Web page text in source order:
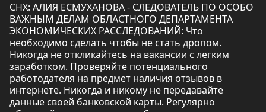
СНХ: АЛИЯ ЕСМУХАНОВА - СЛЕДОВАТЕЛЬ ПО ОСОБО
ВАЖНЫМ ДЕЛАМ ОБЛАСТНОГО ДЕПАРТАМЕНТА
ЭКОНОМИЧЕСКИХ РАССЛЕДОВАНИЙ: Что
необходимо сделать чтобы не стать дропом.
Никогда не откликайтесь на вакансии с легким
заработком. Проверяйте потенциального
работодателя на предмет наличия отзывов в
интернете. Никогда и никому не передавайте
данные своей банковской карты. Регулярно